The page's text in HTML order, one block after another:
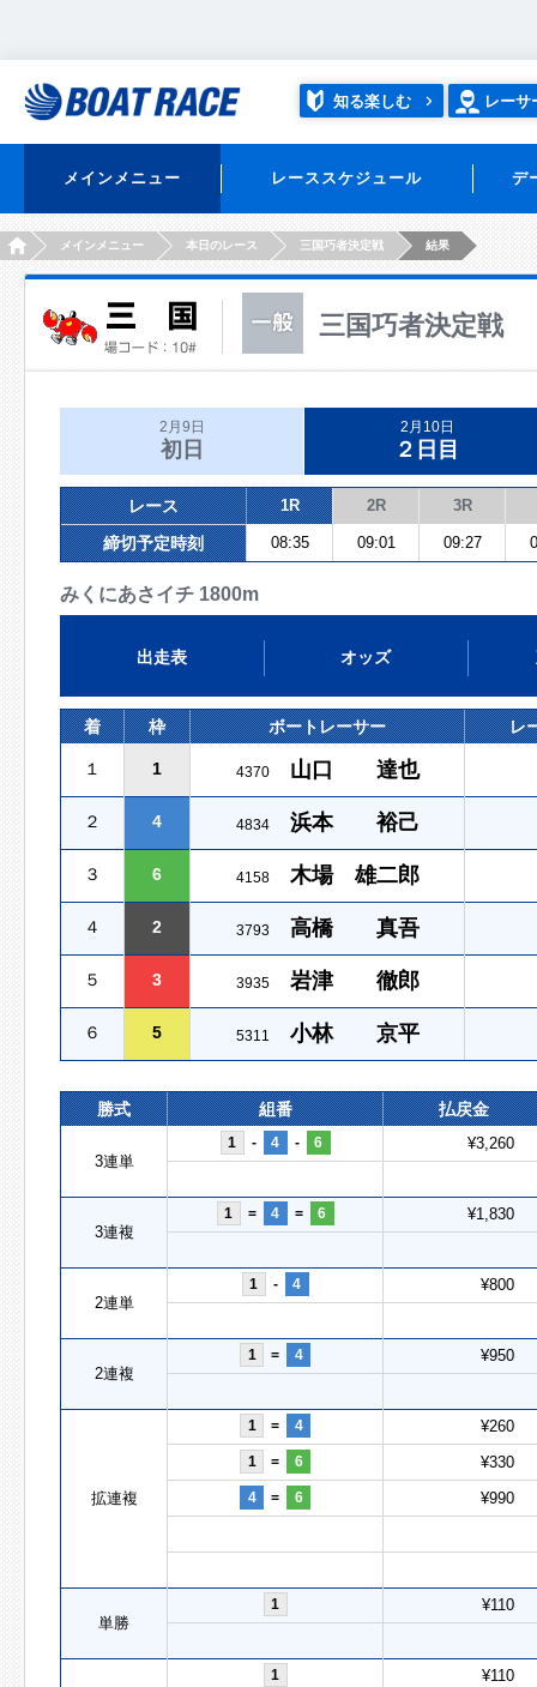
知る楽しむ レーサ
メインメニュー レーススケジュール デ
HOMEメインメニュー 本日のレース 三国巧者決定戦 結果
三国巧者決定戦
2月9日
初日
2月10日
２日目
レース 1R 2R 3R
締切予定時刻 08:35 09:01 09:27
みくにあさイチ 1800m
出走表 オッズ
着 枠 ボートレーサー レ
１ 1 4370 山口 達也
２ 4 4834 浜本 裕己
３ 6 4158 木場 雄二郎
４ 2 3793 高橋 真吾
５ 3 3935 岩津 徹郎
６ 5 5311 小林 京平
勝式 組番 払戻金
3連単
1 - 4 - 6 ¥3,260
3連複
1 = 4 = 6 ¥1,830
2連単
1 - 4 ¥800
2連複
1 = 4 ¥950
拡連複
1 = 4 ¥260
1 = 6 ¥330
4 = 6 ¥990
単勝
1 ¥110
1 ¥110